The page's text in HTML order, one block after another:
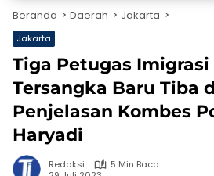
Beranda Daerah Jakarta
Jakarta
Tiga Petugas Imigrasi
Tersangka Baru Tiba
Penjelasan Kombes
Haryadi
Redaksi
5 Min Baca